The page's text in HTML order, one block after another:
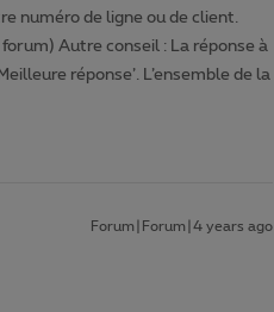
numéro de ligne ou de client.
Autre conseil : La réponse à
réponse’. L’ensemble de la
Forum|Forum|4 years ago